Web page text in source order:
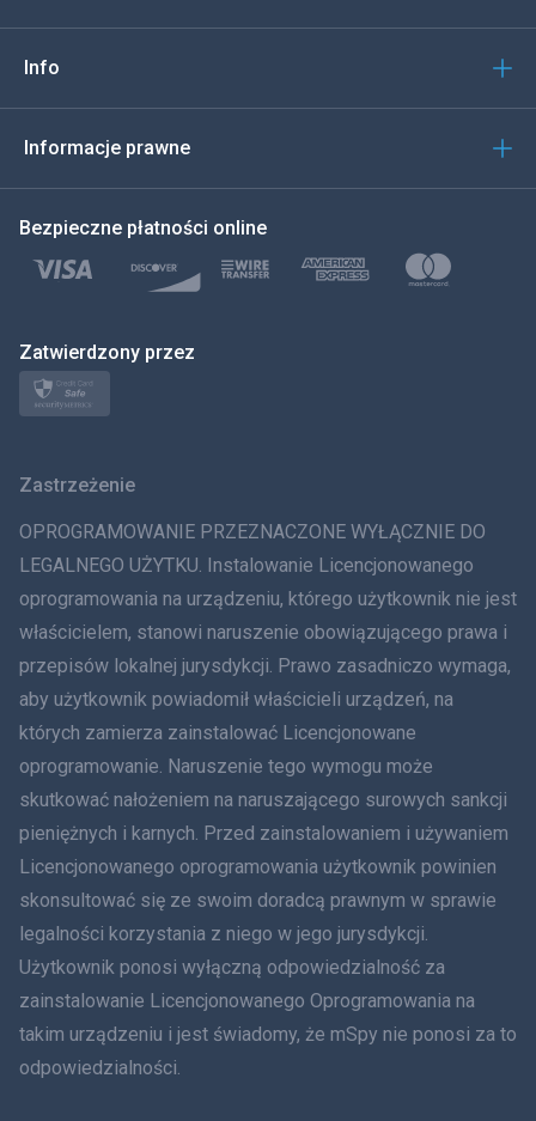
Włoski
한국의
ภาษาไทย
简体中文
Dania
हिंदी
Holenderski
עברית
Rumunia
Tiếng Việt
繁體中文
Slovenčina
Info
Informacje prawne
Bezpieczne płatności online
Zatwierdzony przez
Zastrzeżenie
OPROGRAMOWANIE PRZEZNACZONE WYŁĄCZNIE DO
LEGALNEGO UŻYTKU. Instalowanie Licencjonowanego
oprogramowania na urządzeniu, którego użytkownik nie jest
właścicielem, stanowi naruszenie obowiązującego prawa i
przepisów lokalnej jurysdykcji. Prawo zasadniczo wymaga,
aby użytkownik powiadomił właścicieli urządzeń, na
których zamierza zainstalować Licencjonowane
oprogramowanie. Naruszenie tego wymogu może
skutkować nałożeniem na naruszającego surowych sankcji
pieniężnych i karnych. Przed zainstalowaniem i używaniem
Licencjonowanego oprogramowania użytkownik powinien
skonsultować się ze swoim doradcą prawnym w sprawie
legalności korzystania z niego w jego jurysdykcji.
Użytkownik ponosi wyłączną odpowiedzialność za
zainstalowanie Licencjonowanego Oprogramowania na
takim urządzeniu i jest świadomy, że mSpy nie ponosi za to
odpowiedzialności.